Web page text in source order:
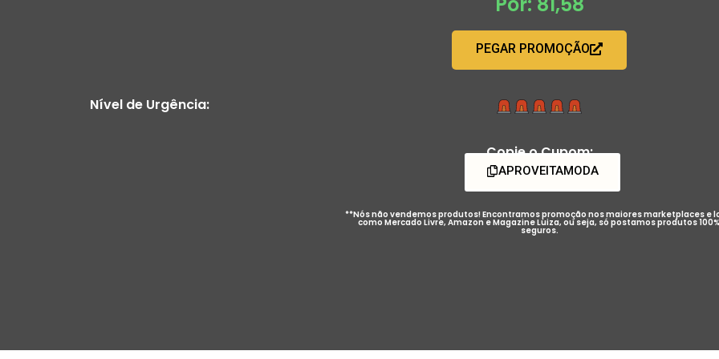
PEGAR PROMOÇÃO
Nível de Urgência:
Copie o Cupom:
APROVEITAMODA
**Nós não vendemos produtos! Encontramos promoção nos maiores marketplaces e
como Mercado Livre, Amazon e Magazine Luiza, ou seja, só postamos produtos 100%
seguros.